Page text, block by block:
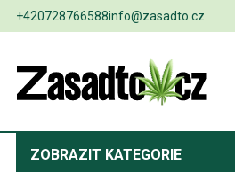
+420728766588info@zasadto.cz
ZOBRAZIT KATEGORIE